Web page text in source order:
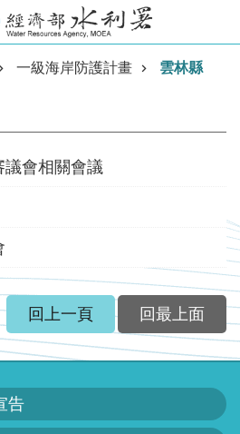
一級海岸防護計畫 雲林縣
議會相關會議
回上一頁 回最上面
告